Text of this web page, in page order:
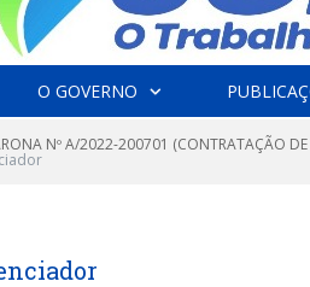
O GOVERNO
Nº A/2022-200701 (CONTRATAÇÃO DE